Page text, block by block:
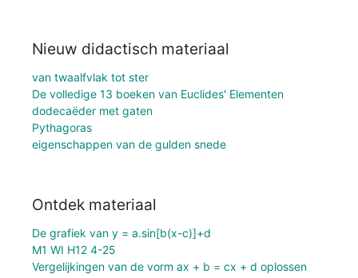
Nieuw didactisch materiaal
van twaalfvlak tot ster
De volledige 13 boeken van Euclides' Elementen
dodecaëder met gaten
Pythagoras
eigenschappen van de gulden snede
Ontdek materiaal
De grafiek van y = a.sin[b(x-c)]+d
M1 WI H12 4-25
Vergelijkingen van de vorm ax + b = cx + d oplossen